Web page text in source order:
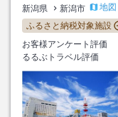
新潟県 新潟市
地図
ふるさと納税対象施設
お客様アンケート評価
るるぶトラベル評価